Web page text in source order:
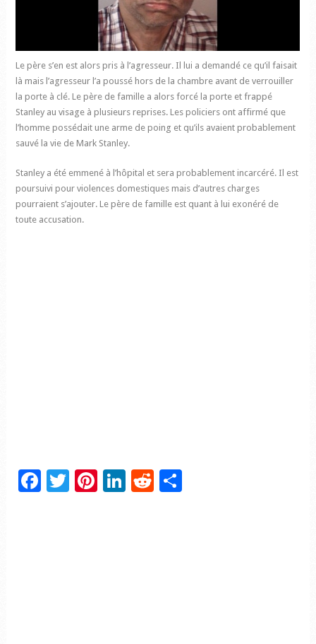
Le père s’en est alors pris à l’agresseur. Il lui a demandé ce qu’il faisait
là mais l’agresseur l’a poussé hors de la chambre avant de verrouiller
la porte à clé. Le père de famille a alors forcé la porte et frappé
Stanley au visage à plusieurs reprises. Les policiers ont affirmé que
l’homme possédait une arme de poing et qu’ils avaient probablement
sauvé la vie de Mark Stanley.
Stanley a été emmené à l’hôpital et sera probablement incarcéré. Il est
poursuivi pour violences domestiques mais d’autres charges
pourraient s’ajouter. Le père de famille est quant à lui exonéré de
toute accusation.
Facebook
Twitter
Pinterest
LinkedIn
RedditPartager